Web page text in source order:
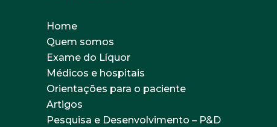
Home
Quem somos
Exame do Líquor
Médicos e hospitais
Orientações para o paciente
Artigos
Pesquisa e Desenvolvimento – P&D